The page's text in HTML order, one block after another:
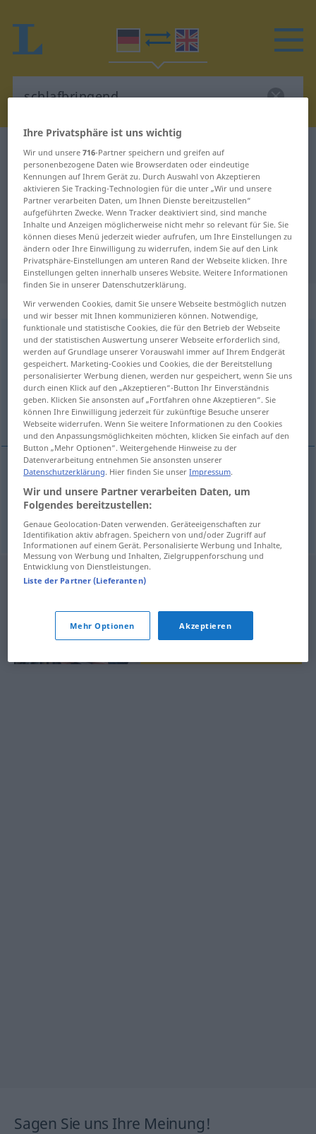
Deutsch-Englisch Wörterbuch schlafbringend
Deutsch-Englisch Übersetzung für
"schlafbringend"
"schlafbringend" Englisch
Übersetzung
„schlafbringend“: Adjektiv
schlafbringendadj
Übersicht aller Übersetzungen
(Für mehr Details die Übersetzung anklicken/antippen)
soporific, hypnotic
soporific schlafbringend MED
hypnotic schlafbringend MED
Sagen Sie uns Ihre Meinung!
Ihre Privatsphäre ist uns wichtig
Wir und unsere716-Partner speichern und greifen auf
personenbezogene Daten wie Browserdaten oder eindeutige
Kennungen auf Ihrem Gerät zu. Durch Auswahl von Akzeptieren
aktivieren Sie Tracking-Technologien für die unter „Wir und unsere
Partner verarbeiten Daten, um Ihnen Dienste bereitzustellen“
aufgeführten Zwecke. Wenn Tracker deaktiviert sind, sind manche
Inhalte und Anzeigen möglicherweise nicht mehr so relevant für Sie. Sie
können dieses Menü jederzeit wieder aufrufen, um Ihre Einstellungen zu
ändern oder Ihre Einwilligung zu widerrufen, indem Sie auf den Link
Privatsphäre-Einstellungen am unteren Rand der Webseite klicken. Ihre
Einstellungen gelten innerhalb unseres Website. Weitere Informationen
finden Sie in unserer Datenschutzerklärung.
Wir verwenden Cookies, damit Sie unsere Webseite bestmöglich nutzen
und wir besser mit Ihnen kommunizieren können. Notwendige,
funktionale und statistische Cookies, die für den Betrieb der Webseite
und der statistischen Auswertung unserer Webseite erforderlich sind,
werden auf Grundlage unserer Vorauswahl immer auf Ihrem Endgerät
gespeichert. Marketing-Cookies und Cookies, die der Bereitstellung
personalisierter Werbung dienen, werden nur gespeichert, wenn Sie uns
durch einen Klick auf den „Akzeptieren“-Button Ihr Einverständnis
geben. Klicken Sie ansonsten auf „Fortfahren ohne Akzeptieren“. Sie
können Ihre Einwilligung jederzeit für zukünftige Besuche unserer
Webseite widerrufen. Wenn Sie weitere Informationen zu den Cookies
und den Anpassungsmöglichkeiten möchten, klicken Sie einfach auf den
Button „Mehr Optionen“. Weitergehende Hinweise zu der
Datenverarbeitung entnehmen Sie ansonsten unserer
Datenschutzerklärung. Hier finden Sie unserImpressum.
Wir und unsere Partner verarbeiten Daten, um
Folgendes bereitzustellen:
Genaue Geolocation-Daten verwenden. Geräteeigenschaften zur
Identifikation aktiv abfragen. Speichern von und/oder Zugriff auf
Informationen auf einem Gerät. Personalisierte Werbung und Inhalte,
Messung von Werbung und Inhalten, Zielgruppenforschung und
Entwicklung von Dienstleistungen.
Liste der Partner (Lieferanten)
Mehr Optionen Akzeptieren